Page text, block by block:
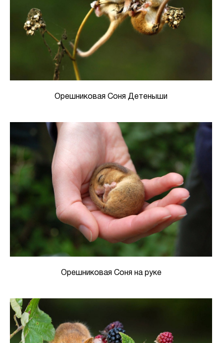
Орешниковая Соня Детеныши
Орешниковая Соня на руке